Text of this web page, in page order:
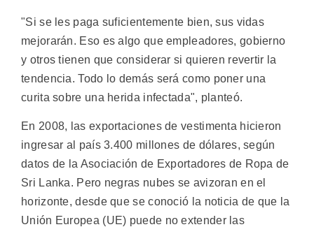
"Si se les paga suficientemente bien, sus vidas
mejorarán. Eso es algo que empleadores, gobierno
y otros tienen que considerar si quieren revertir la
tendencia. Todo lo demás será como poner una
curita sobre una herida infectada", planteó.
En 2008, las exportaciones de vestimenta hicieron
ingresar al país 3.400 millones de dólares, según
datos de la Asociación de Exportadores de Ropa de
Sri Lanka. Pero negras nubes se avizoran en el
horizonte, desde que se conoció la noticia de que la
Unión Europea (UE) puede no extender las